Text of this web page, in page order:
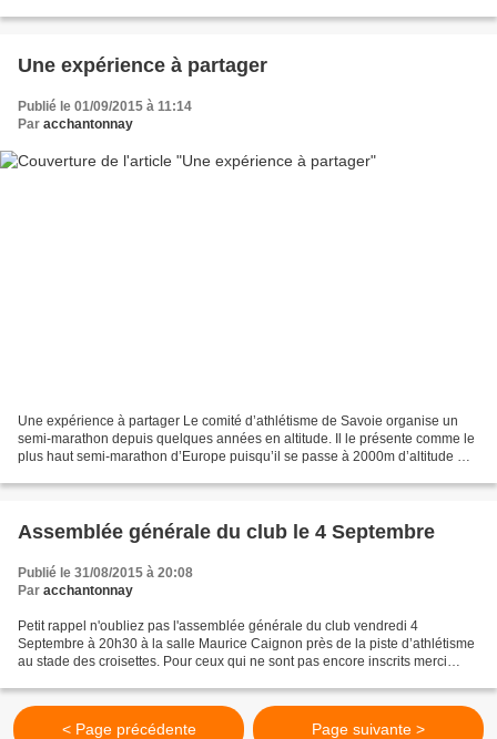
Une expérience à partager
Publié le 01/09/2015 à 11:14
Par acchantonnay
Une expérience à partager Le comité d’athlétisme de Savoie organise un
semi-marathon depuis quelques années en altitude. Il le présente comme le
plus haut semi-marathon d’Europe puisqu’il se passe à 2000m d’altitude ….
Assemblée générale du club le 4 Septembre
Publié le 31/08/2015 à 20:08
Par acchantonnay
Petit rappel n'oubliez pas l'assemblée générale du club vendredi 4
Septembre à 20h30 à la salle Maurice Caignon près de la piste d’athlétisme
au stade des croisettes. Pour ceux qui ne sont pas encore inscrits merci
< Page précédente Page suivante >